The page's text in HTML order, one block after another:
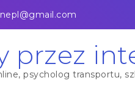
przez
psycholog transportu,